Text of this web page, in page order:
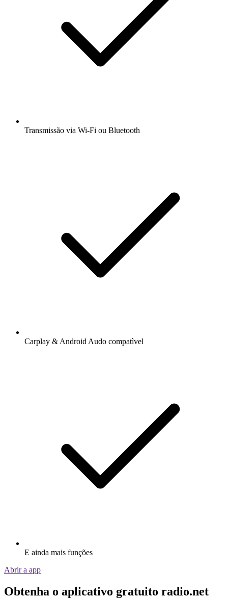
Transmissão via Wi-Fi ou Bluetooth
Carplay & Android Audo compatìvel
E ainda mais funções
Abrir a app
Obtenha o aplicativo gratuito radio.net